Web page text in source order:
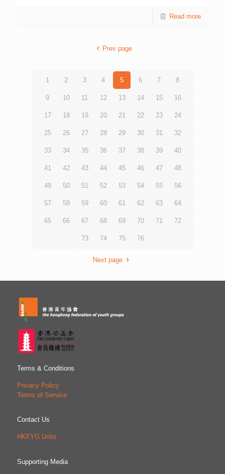
康的重要性，並呼籲各界關注青年的精神健康需要。活動歷
年煩惱，與他們同行。 傳媒查詢︰ 香港青年協會高級
business sectors, the Forum explored the future of youth
Environmental Wellness. Together, speakers and delegates
opportunities. The Forum was officiated
Read more
Prev page
1 2 3 4 5 6 7 8
9 10 11 12 13 14 15 16
17 18 19 20 21 22 23 24
25 26 27 28 29 30 31 32
33 34 35 36 37 38 39 40
41 42 43 44 45 46 47 48
49 50 51 52 53 54 55 56
57 58 59 60 61 62 63 64
65 66 67 68 69 70 71 72
73 74 75 76
Next page
Terms & Conditions
Privacy Policy
Terms of Service
Contact Us
HKFYG Units
Supporting Media